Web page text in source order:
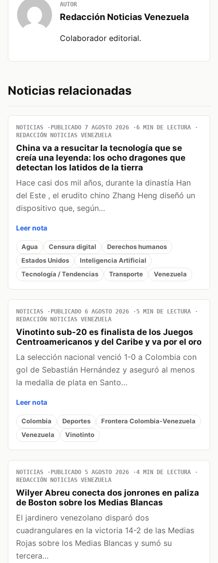
AUTOR
Redacción Noticias Venezuela
Colaborador editorial.
Noticias relacionadas
NOTICIAS PUBLICADO 7 AGOSTO 2026
6 MIN DE LECTURA
REDACCIÓN NOTICIAS VENEZUELA
China va a resucitar la tecnología que se
creía una leyenda: los ocho dragones que
detectan los latidos de la tierra
Hace casi dos mil años, durante la dinastía Han
del Este , el erudito chino Zhang Heng diseñó un
dispositivo que, según…
Leer nota
Agua Censura digital
Derechos humanos
Estados Unidos
Inteligencia Artificial
Tecnología / Tendencias
Transporte Venezuela
NOTICIAS PUBLICADO 6 AGOSTO 2026
5 MIN DE LECTURA
REDACCIÓN NOTICIAS VENEZUELA
Vinotinto sub-20 es finalista de los Juegos
Centroamericanos y del Caribe y va por el oro
La selección nacional venció 1-0 a Colombia con
gol de Sebastián Hernández y aseguró al menos
la medalla de plata en Santo…
Leer nota
Colombia Deportes
Frontera Colombia-Venezuela
Venezuela
Vinotinto
NOTICIAS PUBLICADO 5 AGOSTO 2026
4 MIN DE LECTURA
REDACCIÓN NOTICIAS VENEZUELA
Wilyer Abreu conecta dos jonrones en paliza
de Boston sobre los Medias Blancas
El jardinero venezolano disparó dos
cuadrangulares en la victoria 14-2 de las Medias
Rojas sobre los Medias Blancas y sumó su
tercera…